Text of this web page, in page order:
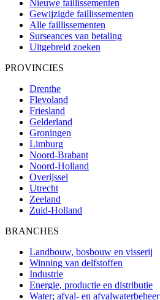
Nieuwe faillissementen
Gewijzigde faillissementen
Alle faillissementen
Surseances van betaling
Uitgebreid zoeken
PROVINCIES
Drenthe
Flevoland
Friesland
Gelderland
Groningen
Limburg
Noord-Brabant
Noord-Holland
Overijssel
Utrecht
Zeeland
Zuid-Holland
BRANCHES
Landbouw, bosbouw en visserij
Winning van delfstoffen
Industrie
Energie, productie en distributie
Water; afval- en afvalwaterbeheer